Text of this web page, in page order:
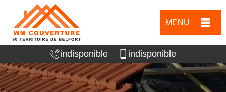
MENU
indisponible indisponible